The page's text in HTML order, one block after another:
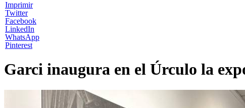
Imprimir
Twitter
Facebook
LinkedIn
WhatsApp
Pinterest
Garci inaugura en el Úrculo la